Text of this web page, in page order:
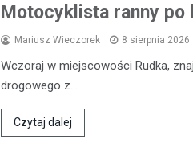
Motocyklista ranny po
Mariusz Wieczorek 8 sierpnia 2026
Wczoraj w miejscowości Rudka,
drogowego z…
Czytaj dalej